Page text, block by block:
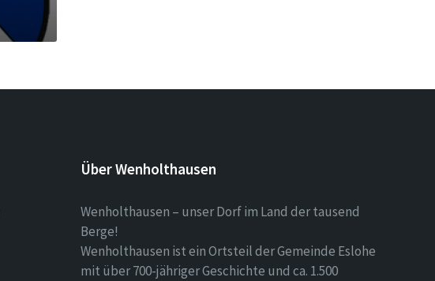
Über Wenholthausen
Wenholthausen – unser Dorf im Land der tausend
Berge!
Wenholthausen ist ein Ortsteil der Gemeinde Eslohe
mit über 700-jähriger Geschichte und ca. 1.500